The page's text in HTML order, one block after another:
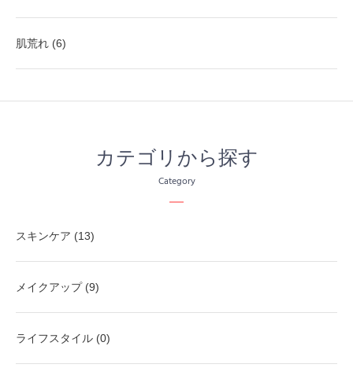
肌荒れ (6)
カテゴリから探す
Category
スキンケア (13)
メイクアップ (9)
ライフスタイル (0)